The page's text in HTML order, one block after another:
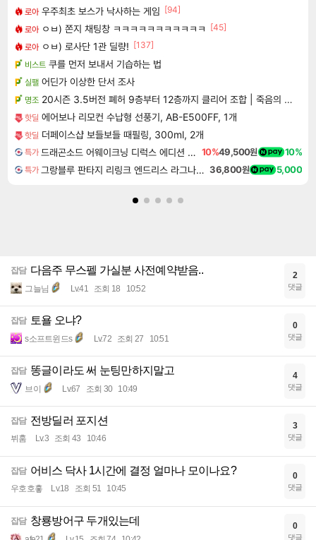
로아 우주최초 보스가 낙사하는 게임 [94]
로아 ㅇㅂ) 쫀지 채팅창 ㅋㅋㅋㅋㅋㅋㅋㅋㅋㅋㅋ
[45]
로아 ㅇㅂ) 로사단 1관 딜량! [137]
비스트 쿠를 먼저 보내서 기습하는 법
실팰 어딘가 이상한 단서 조사
명조 20시즌 3.5버전 폐허 9층부터 12층까지 클리어 조합 | 죽음의 노래와 바닷속 폐허 |
핫딜 에어보나 리모컨 수납형 선풍기, AB-E500FF, 1개
핫딜 더페이스샵 보들보들 때필링, 300ml, 2개
특가 드래곤소드 어웨이크닝 디럭스 에디션 DragonSword Awakening Deluxe Edition 10%49,500원 10%
특가 그랑블루 판타지 리링크 엔드리스 라그나로크 업그레이드 킷 Granblue Fantasy Relink Endless Ragnarok Upgrade Kit DLC 36,800원 5,000
잡담 다음주 무스펠 가실분 사전예약받음..
그늘님 Lv.41 조회 18 10:52
2
댓글
잡담 토욜 오냐?
s소프트윈드s Lv.72 조회 27 10:51
0
댓글
잡담 똥글이라도 써 눈팅만하지말고
브이 Lv.67 조회 30 10:49
4
댓글
잡담 전방딜러 포지션
뷔훔 Lv.3 조회 43 10:46
3
댓글
잡담 어비스 닥사 1시간에 결정 얼마나 모이나요?
우호호홓 Lv.18 조회 51 10:45
0
댓글
잡담 창룡방어구 두개있는데 0
댓글